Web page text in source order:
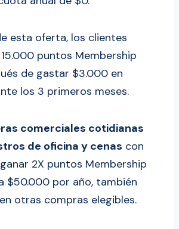
esta oferta, los clientes
puntos Membership
de gastar $3.000 en
los 3 primeros meses.
comerciales cotidianas
de oficina y cenas con
2X puntos Membership
$50.000 por año, también
otras compras elegibles.